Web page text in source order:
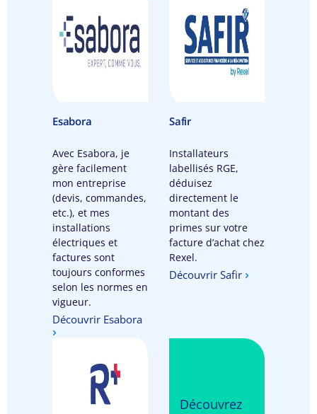
Esabora
Avec Esabora, je
gère facilement
mon entreprise
(devis, commandes,
etc.), et mes
installations
électriques et
factures sont
toujours conformes
selon les normes en
vigueur.
Découvrir Esabora
Safir
Installateurs
labellisés RGE,
déduisez
directement le
montant des
primes sur votre
facture d’achat chez
Rexel.
Découvrir Safir
Découvrez